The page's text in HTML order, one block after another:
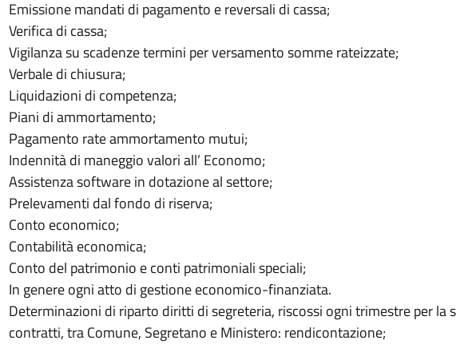
Emissione mandati di pagamento e reversali di cassa;
Verifica di cassa;
Vigilanza su scadenze termini per versamento somme rateizzate;
Verbale di chiusura;
Liquidazioni di competenza;
Piani di ammortamento;
Pagamento rate ammortamento mutui;
Indennità di maneggio valori all’ Economo;
Assistenza software in dotazione al settore;
Prelevamenti dal fondo di riserva;
Conto economico;
Contabilità economica;
Conto del patrimonio e conti patrimoniali speciali;
In genere ogni atto di gestione economico-finanziata.
Determinazioni di riparto diritti di segreteria, riscossi ogni trimestre per la
contratti, tra Comune, Segretano e Ministero: rendicontazione;